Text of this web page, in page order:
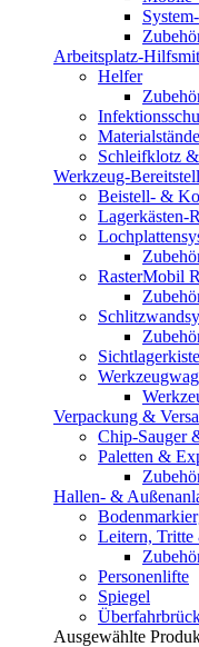
Arbeitsplatz-
Helfer
Schleifklotz
Werkzeug-
Beistell- &
Lagerkästen-
RasterMobil
Verpackung &
Chip-Sauger
Paletten &
Hallen- &
Leitern, Tritte
Personenlifte
Spiegel
Ausgewählte